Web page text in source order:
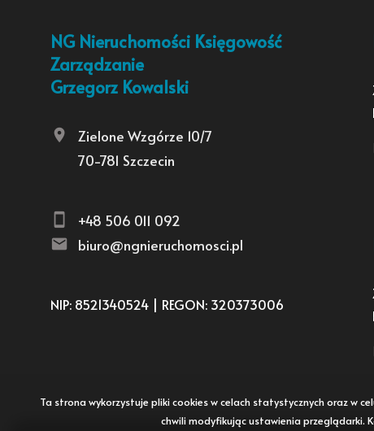
NG Nieruchomości Księgowość
Zarządzanie
Grzegorz Kowalski
Zielone Wzgórze 10/7
70-781 Szczecin
+48 506 011 092
biuro@ngnieruchomosci.pl
NIP: 8521340524 | REGON: 320373006
Ta strona wykorzystuje pliki cookies w celach statystycznych oraz w
chwili modyfikując ustawienia przeglądarki.